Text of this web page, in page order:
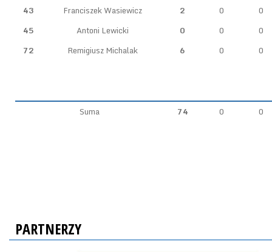
43
Franciszek Wasiewicz 2 0
0
45
Antoni Lewicki 0 0
0
72
Remigiusz Michalak 6 0 0
Suma 74 0 0
PARTNERZY